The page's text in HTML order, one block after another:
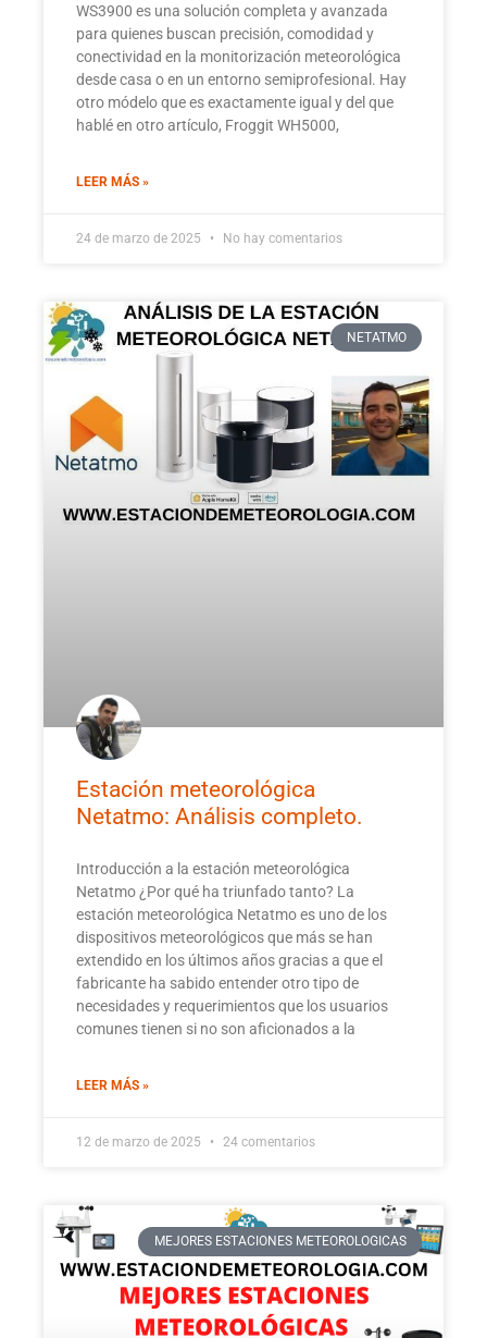
WS3900 es una solución completa y avanzada
para quienes buscan precisión, comodidad y
conectividad en la monitorización meteorológica
desde casa o en un entorno semiprofesional. Hay
otro módelo que es exactamente igual y del que
hablé en otro artículo, Froggit WH5000,
LEER MÁS »
24 de marzo de 2025 No hay comentarios
NETATMO
Estación meteorológica
Netatmo: Análisis completo.
Introducción a la estación meteorológica
Netatmo ¿Por qué ha triunfado tanto? La
estación meteorológica Netatmo es uno de los
dispositivos meteorológicos que más se han
extendido en los últimos años gracias a que el
fabricante ha sabido entender otro tipo de
necesidades y requerimientos que los usuarios
comunes tienen si no son aficionados a la
LEER MÁS »
12 de marzo de 2025 24 comentarios
MEJORES ESTACIONES METEOROLOGICAS